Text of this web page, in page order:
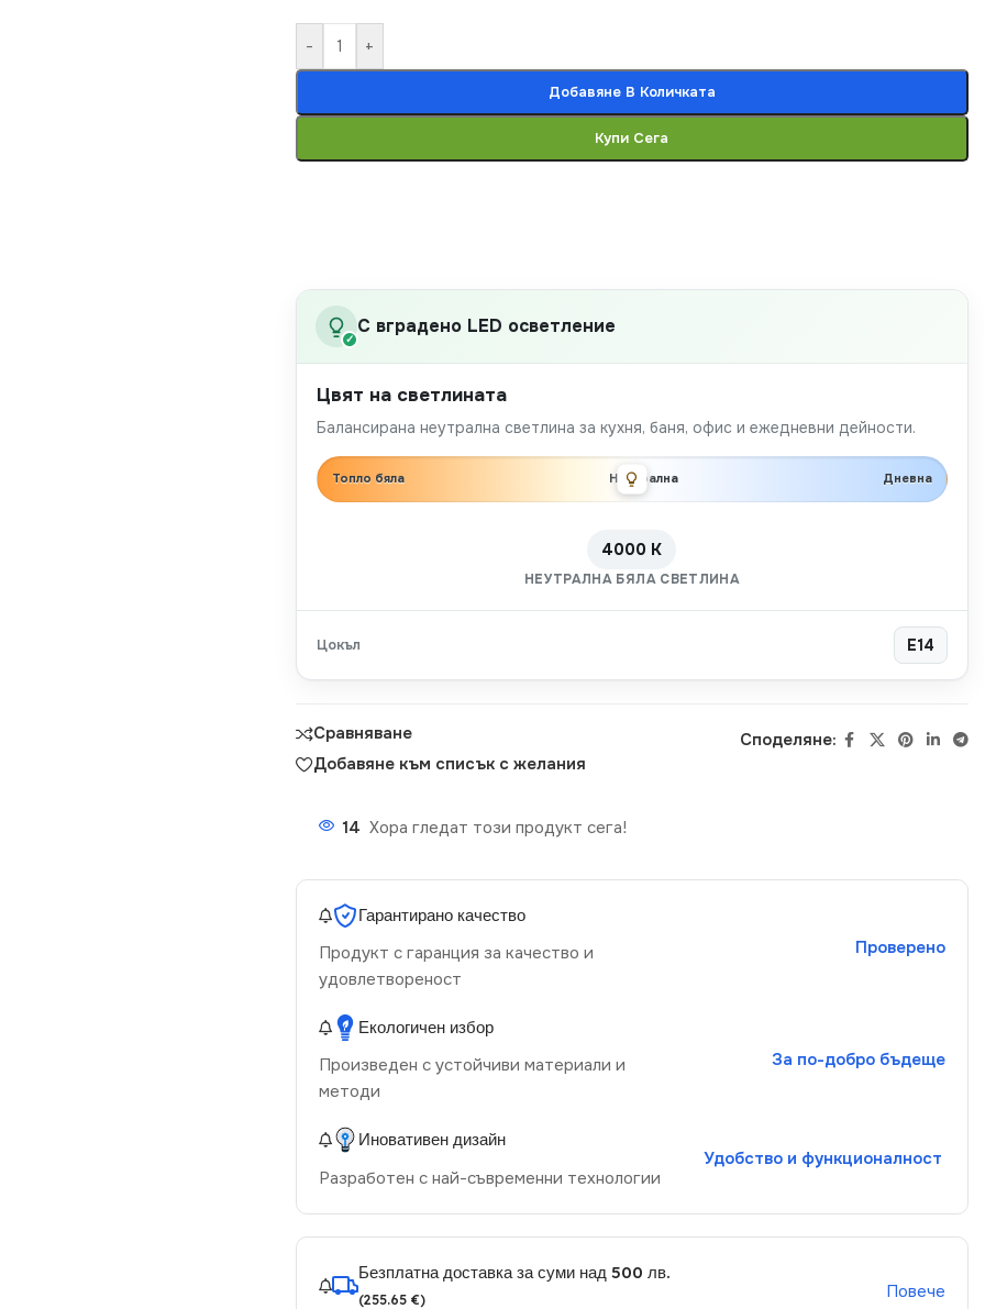
- +
Добавяне В Количката
Купи Сега
✓
С вградено LED осветление
Цвят на светлината
Балансирана неутрална светлина за кухня, баня, офис и ежедневни дейности.
Топло бяла Неутрална Дневна
4000 K
НЕУТРАЛНА БЯЛА СВЕТЛИНА
Цокъл E14
Сравняване
Добавяне към списък с желания
Споделяне:
14 Хора гледат този продукт сега!
Гарантирано качество
Продукт с гаранция за качество и
удовлетвореност
Проверено
Екологичен избор
Произведен с устойчиви материали и
методи
За по-добро бъдеще
Иновативен дизайн
Разработен с най-съвременни технологии
Удобство и функционалност
Безплатна доставка за суми над 500 лв.
(255.65 €) Повече